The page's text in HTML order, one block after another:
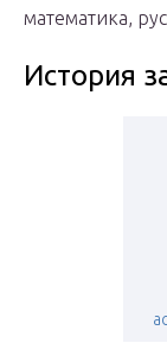
математика,
История